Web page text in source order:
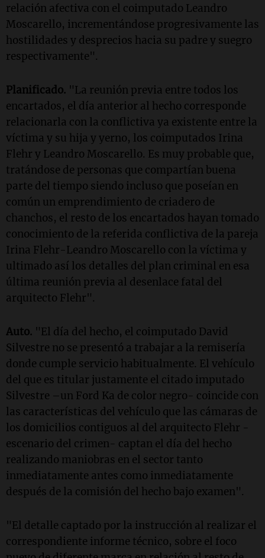
relación afectiva con el coimputado Leandro
Moscarello, incrementándose progresivamente las
hostilidades y desprecios hacia su padre y suegro
respectivamente".
Planificado. "La reunión previa entre todos los
encartados, el día anterior al hecho corresponde
relacionarla con la conflictiva ya existente entre la
víctima y su hija y yerno, los coimputados Irina
Flehr y Leandro Moscarello. Es muy probable que,
tratándose de personas que compartían buena
parte del tiempo siendo incluso que poseían en
común un emprendimiento de criadero de
chanchos, el resto de los encartados hayan tomado
conocimiento de la referida conflictiva de la pareja
Irina Flehr-Leandro Moscarello con la víctima y
ultimado así los detalles del plan criminal en esa
última reunión previa al desenlace fatal del
arquitecto Flehr".
Auto. "El día del hecho, el coimputado David
Silvestre no se presentó a trabajar a la remisería
donde cumple servicio habitualmente. El vehículo
del que es titular justamente el citado imputado
Silvestre –un Ford Ka de color negro- coincide con
las características del vehículo que las cámaras de
los domicilios contiguos al del arquitecto Flehr -
escenario del crimen- captan el día del hecho
realizando maniobras en el sector tanto
inmediatamente antes como inmediatamente
después de la comisión del hecho bajo examen".
"El detalle captado por la instrucción al realizar el
correspondiente informe técnico, sobre el foco